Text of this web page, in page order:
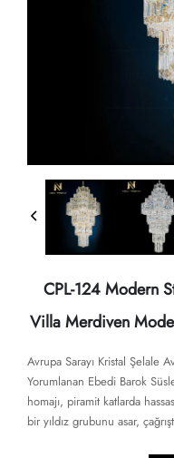
CPL-124 Modern
Villa Merdiven
Avrupa Sarayı Kristal Şelale
Yorumlanan Ebedi Barok
homajı, piramit katlarda
bir yıldız grubunu asar,